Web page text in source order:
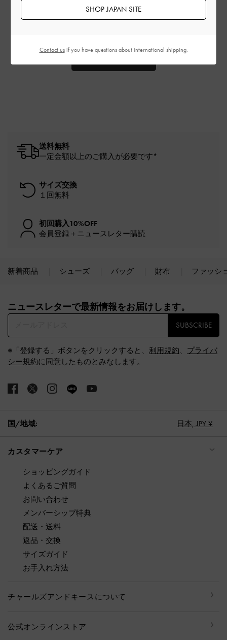
トップに戻る
送料無料
一定金額以上のご購入が必要です*
サイズ交換
１回無料
初回購入10%OFF
会員登録＋ニュースレター購読
新着商品 シューズ バッグ 財布 ファッシ
ニュースレターで最新情報をお届けします。​
SUBSCRIBE
※「登録する」ボタンをクリックすると、 利用規約、 プライバ
シー規約に同意したものとみなします。
国/地域: 日本, JPY ¥
カスタマーケア
ショッピングガイド
よくあるご質問
お問い合わせ
メンバーシップ特典
配送・送料
返品・交換
サイズガイド
お手入れ方法
チャールズアンドキースについて
公式オンラインストア
SHOP JAPAN SITE
Contact usif you have questions about international shipping.